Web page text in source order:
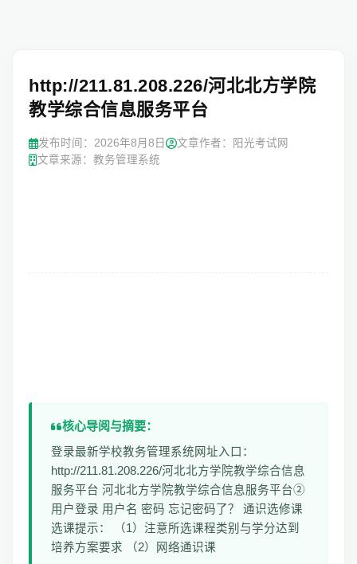
http://211.81.208.226/河北北方学院
教学综合信息服务平台
发布时间： 2026年8月8日
文章作者：阳光考试网
文章来源：教务管理系统
核心导阅与摘要：
登录最新学校教务管理系统网址入口：
http://211.81.208.226/河北北方学院教学综合信息
服务平台 河北北方学院教学综合信息服务平台②
用户登录 用户名 密码 忘记密码了？ 通识选修课
选课提示： （1）注意所选课程类别与学分达到
培养方案要求 （2）网络通识课